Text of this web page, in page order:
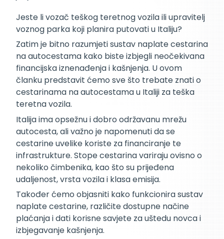
Jeste li vozač teškog teretnog vozila ili upravitelj
voznog parka koji planira putovati u Italiju?
Zatim je bitno razumjeti sustav naplate cestarina
na autocestama kako biste izbjegli neočekivana
financijska iznenađenja i kašnjenja. U ovom
članku predstavit ćemo sve što trebate znati o
cestarinama na autocestama u Italiji za teška
teretna vozila.
Italija ima opsežnu i dobro održavanu mrežu
autocesta, ali važno je napomenuti da se
cestarine uvelike koriste za financiranje te
infrastrukture. Stope cestarina variraju ovisno o
nekoliko čimbenika, kao što su prijeđena
udaljenost, vrsta vozila i klasa emisija.
Također ćemo objasniti kako funkcionira sustav
naplate cestarine, različite dostupne načine
plaćanja i dati korisne savjete za uštedu novca i
izbjegavanje kašnjenja.